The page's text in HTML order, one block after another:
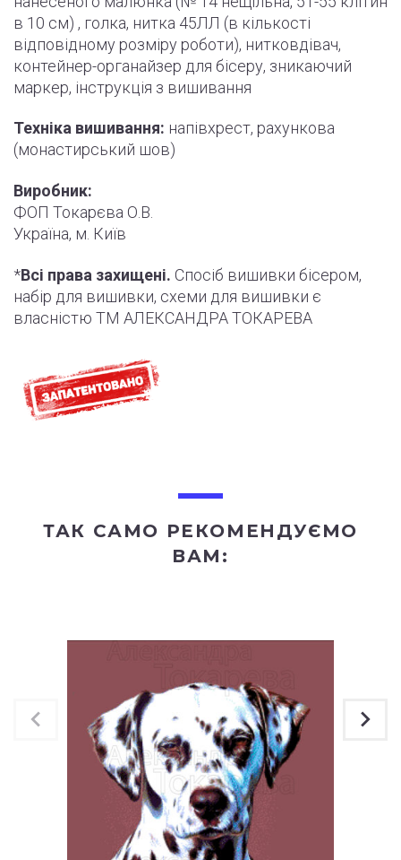
в 10 см) , голка, нитка 45ЛЛ (в кількості
відповідному розміру роботи), нитковдівач,
контейнер-органайзер для бісеру, зникаючий
маркер, інструкція з вишивання
Техніка вишивання: напівхрест, рахункова
(монастирський шов)
Виробник:
ФОП Токарєва О.В.
Україна, м. Київ
*Всі права захищені. Спосіб вишивки бісером,
набір для вишивки, схеми для вишивки є
власністю ТМ АЛЕКСАНДРА ТОКАРЕВА
ТАК САМО РЕКОМЕНДУЄМО
ВАМ: